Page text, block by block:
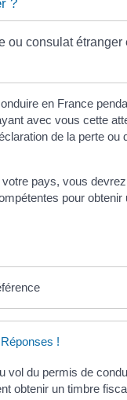
?
ou consulat étranger
en France
avec vous cette
de la perte ou
votre pays, vous
pour obtenir
!
vol du permis de
obtenir un timbre